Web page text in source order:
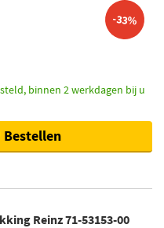
-33%
binnen 2 werkdagen bij u
Bestellen
Reinz 71-53153-00